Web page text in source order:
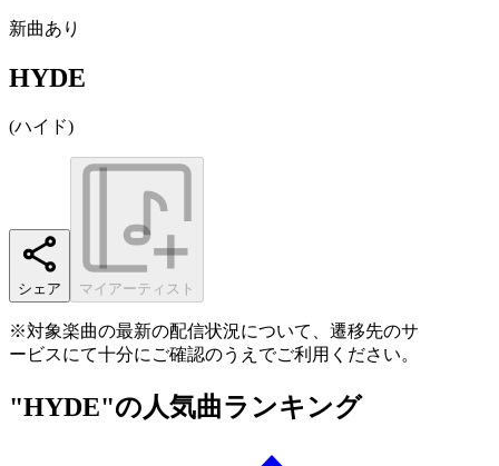
新曲あり
HYDE
(ハイド)
シェア マイアーティスト
※対象楽曲の最新の配信状況について、遷移先のサ
ービスにて十分にご確認のうえでご利用ください。
"HYDE"の人気曲ランキング